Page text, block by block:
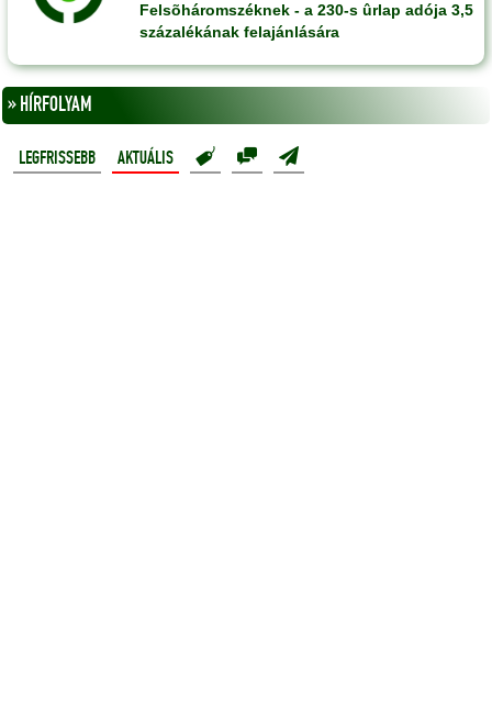
Felsõháromszéknek - a 230-s ûrlap adója 3,5
százalékának felajánlására
» HÍRFOLYAM
LEGFRISSEBB AKTUÁLIS